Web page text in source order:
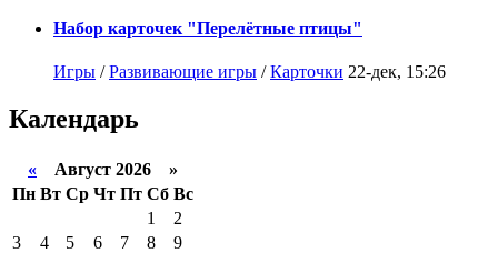
Набор карточек "Перелётные птицы"
Игры /Развивающие игры /Карточки 22-дек, 15:26
Календарь
« Август 2026 »
Пн Вт Ср Чт Пт Сб Вс
1
2
3
4 5 6 7 8
9